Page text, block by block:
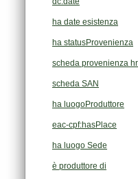
ha date esistenza
ha statusProvenienza
scheda provenienza
scheda SAN
ha luogoProduttore
eac-cpf:hasPlace
ha luogo Sede
è produttore di